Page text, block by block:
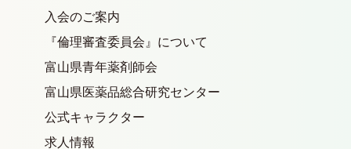
入会のご案内
『倫理審査委員会』について
富山県青年薬剤師会
富山県医薬品総合研究センター
公式キャラクター
求人情報